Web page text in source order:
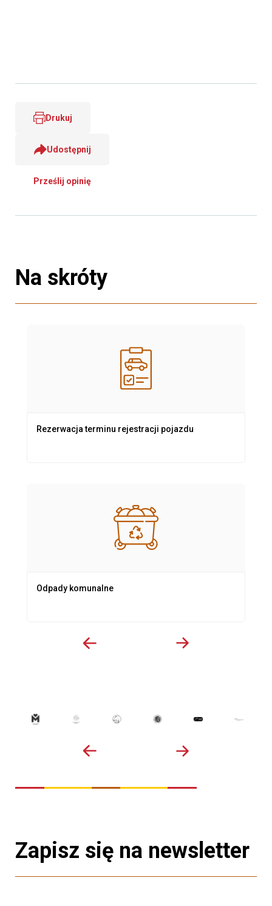
Drukuj
Udostępnij
Prześlij opinię
Na skróty
Rezerwacja terminu rejestracji pojazdu
Odpady komunalne
Zapisz się na newsletter